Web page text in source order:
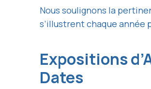
Nous soulignons la
s’illustrent chaque année
Expositions
Dates